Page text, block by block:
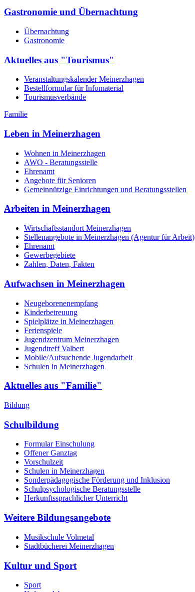
Gastronomie und Übernachtung
Übernachtung
Gastronomie
Aktuelles aus "Tourismus"
Veranstaltungskalender Meinerzhagen
Bestellformular für Infomaterial
Tourismusverbände
Familie
Leben in Meinerzhagen
Wohnen in Meinerzhagen
AWO - Beratungsstelle
Ehrenamt
Angebote für Senioren
Gemeinnützige Einrichtungen und Beratungsstellen
Arbeiten in Meinerzhagen
Wirtschaftsstandort Meinerzhagen
Stellenangebote in Meinerzhagen (Agentur für Arbeit)
Ehrenamt
Gewerbegebiete
Zahlen, Daten, Fakten
Aufwachsen in Meinerzhagen
Neugeborenenempfang
Kinderbetreuung
Spielplätze in Meinerzhagen
Ferienspiele
Jugendzentrum Meinerzhagen
Jugendtreff Valbert
Mobile/Aufsuchende Jugendarbeit
Schulen in Meinerzhagen
Aktuelles aus "Familie"
Bildung
Schulbildung
Formular Einschulung
Offener Ganztag
Vorschulzeit
Schulen in Meinerzhagen
Sonderpädagogische Förderung und Inklusion
Schulpsychologische Beratungsstelle
Herkunftssprachlicher Unterricht
Weitere Bildungsangebote
Musikschule Volmetal
Stadtbücherei Meinerzhagen
Kultur und Sport
Sport